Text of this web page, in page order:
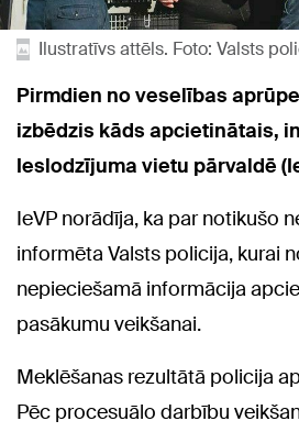
Ilustratīvs attēls. Foto: Valsts
Pirmdien no veselības
izbēdzis kāds apcietinātais,
Ieslodzījuma vietu pārvaldē
IeVP norādīja, ka par notikušo
informēta Valsts policija, kurai
nepieciešamā informācija
pasākumu veikšanai.
Meklēšanas rezultātā policija
Pēc procesuālo darbību